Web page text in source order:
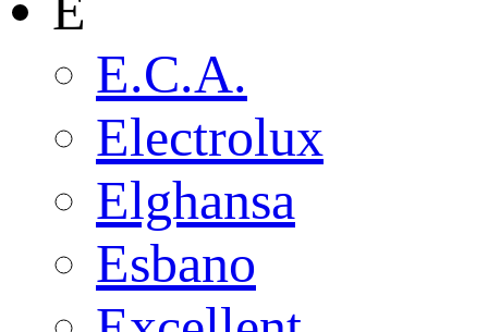
E.C.A.
Electrolux
Elghansa
Esbano